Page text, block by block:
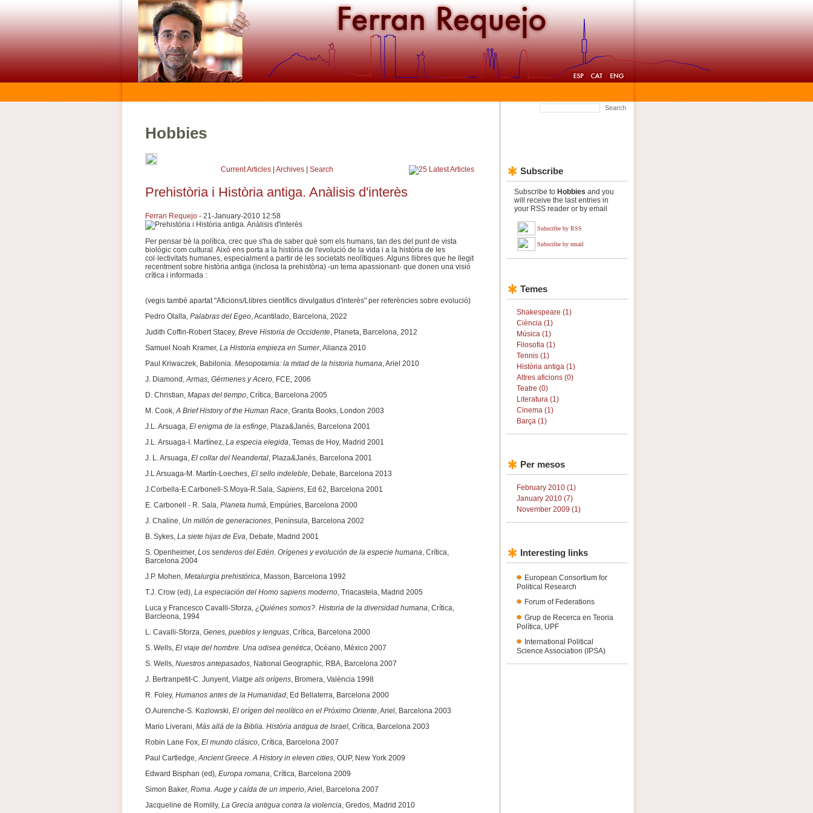
Hobbies
Search
Current Articles| Archives| Search
Prehistòria i Història antiga. Anàlisis d'interès
Ferran Requejo- 21-January-2010 12:58
Per pensar bè la política, crec que s'ha de saber què som els humans, tan des del punt de vista
biològic com cultural. Això ens porta a la història de l'evolució de la vida i a la història de les
col·lectivitats humanes, especialment a partir de les societats neolítiques. Alguns llibres que he llegit
recentment sobre història antiga (inclosa la prehistòria) -un tema apassionant- que donen una visió
crítica i informada :
(vegis també apartat "Aficions/Llibres científics divulgatius d'interès" per referències sobre evolució)
Pedro Olalla, Palabras del Egeo, Acantilado, Barcelona, 2022
Judith Coffin-Robert Stacey, Breve Historia de Occidente, Planeta, Barcelona, 2012
Samuel Noah Kramer, La Historia empieza en Sumer, Alianza 2010
Paul Kriwaczek, Babilonia. Mesopotamia: la mitad de la historia humana , Ariel 2010
J. Diamond, Armas, Gérmenes y Acero, FCE, 2006
D. Christian, Mapas del tiempo, Crítica, Barcelona 2005
M. Cook, A Brief History of the Human Race, Granta Books, London 2003
J.L. Arsuaga, El enigma de la esfinge, Plaza&Janés, Barcelona 2001
J.L. Arsuaga-I. Martínez, La especia elegida , Temas de Hoy, Madrid 2001
J. L. Arsuaga, El collar del Neandertal, Plaza&Janés, Barcelona 2001
J.L Arsuaga-M. Martín-Loeches, El sello indeleble, Debate, Barcelona 2013
J.Corbella-E.Carbonell-S.Moya-R.Sala, Sapiens, Ed 62, Barcelona 2001
E. Carbonell - R. Sala, Planeta humà , Empúries, Barcelona 2000
J. Chaline, Un millón de generaciones, Península, Barcelona 2002
B. Sykes, La siete hijas de Eva , Debate, Madrid 2001
S. Openheimer, Los senderos del Edén. Orígenes y evolución de la especie humana , Crítica,
Barcelona 2004
J.P. Mohen, Metalurgia prehistórica , Masson, Barcelona 1992
T.J. Crow (ed), La especiación del Homo sapiens moderno, Triacastela, Madrid 2005
Luca y Francesco Cavalli-Sforza, ¿Quiénes somos?. Historia de la diversidad humana , Crítica,
Barcleona, 1994
L. Cavalli-Sforza, Genes, pueblos y lenguas, Crítica, Barcelona 2000
S. Wells, El viaje del hombre. Una odisea genética , Océano, México 2007
S. Wells, Nuestros antepasados, National Geographic, RBA, Barcelona 2007
J. Bertranpetit-C. Junyent, Viatge als orígens, Bromera, València 1998
R. Foley, Humanos antes de la Humanidad, Ed Bellaterra, Barcelona 2000
O.Aurenche-S. Kozlowski, El orígen del neolítico en el Próximo Oriente, Ariel, Barcelona 2003
Mario Liverani, Más allá de la Biblia. Història antigua de Israel, Crítica, Barcelona 2003
Robin Lane Fox, El mundo clásico, Crítica, Barcelona 2007
Paul Cartledge, Ancient Greece. A History in eleven cities, OUP, New York 2009
Edward Bisphan (ed), Europa romana , Crítica, Barcelona 2009
Simon Baker, Roma. Auge y caída de un imperio, Ariel, Barcelona 2007
Jacqueline de Romilly, La Grecia antigua contra la violencia , Gredos, Madrid 2010
Subscribe
Subscribe to Hobbies and you
will receive the last entries in
your RSS reader or by email
Subscribe by RSS
Subscribe by email
Temes
Shakespeare (1)
Ciència (1)
Música (1)
Filosofia (1)
Tennis (1)
Història antiga (1)
Altres aficions (0)
Teatre (0)
Literatura (1)
Cinema (1)
Barça (1)
Per mesos
February 2010 (1)
January 2010 (7)
November 2009 (1)
Interesting links
European Consortium for
Political Research
Forum of Federations
Grup de Recerca en Teoria
Política, UPF
International Political
Science Association (IPSA)